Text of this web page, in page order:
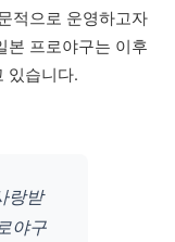
적으로 운영하고자
본 프로야구는 이후
있습니다.
랑받
야구